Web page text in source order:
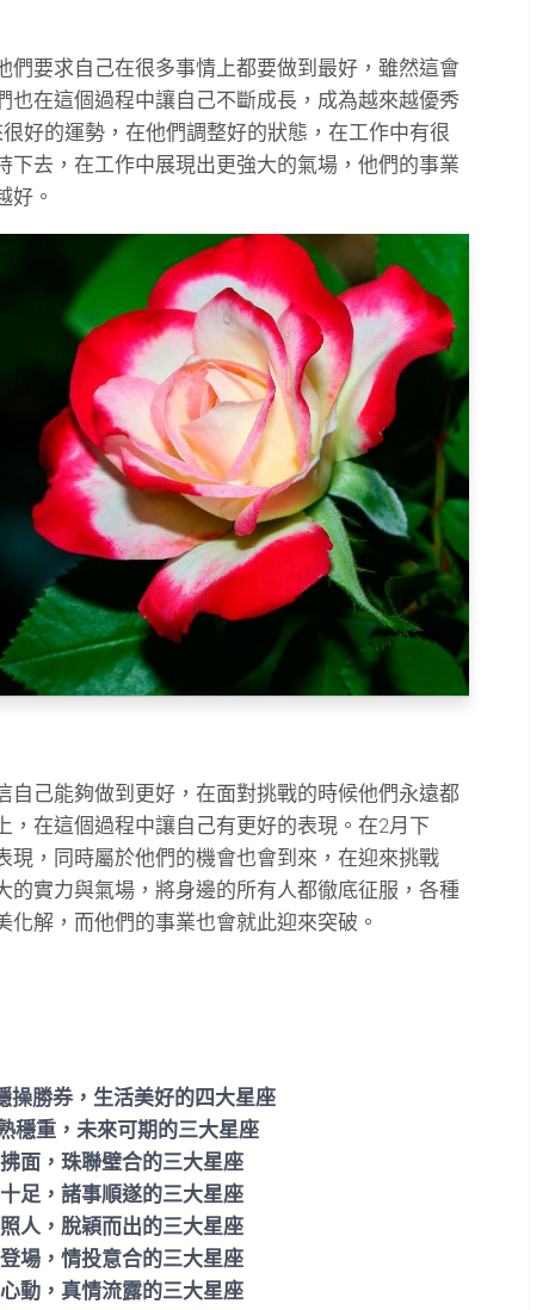
們要求自己在很多事情上都要做到最好，雖然這會
也在這個過程中讓自己不斷成長，成為越來越優秀
好的運勢，在他們調整好的狀態，在工作中有很
下去，在工作中展現出更強大的氣場，他們的事業
好。
自己能夠做到更好，在面對挑戰的時候他們永遠都
，在這個過程中讓自己有更好的表現。在2月下
現，同時屬於他們的機會也會到來，在迎來挑戰
的實力與氣場，將身邊的所有人都徹底征服，各種
解，而他們的事業也會就此迎來突破。
操勝券，生活美好的四大星座
穩重，未來可期的三大星座
面，珠聯璧合的三大星座
足，諸事順遂的三大星座
人，脫穎而出的三大星座
場，情投意合的三大星座
動，真情流露的三大星座